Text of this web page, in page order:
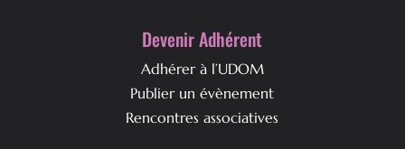
Devenir Adhérent
Adhérer à l’UDOM
Publier un évènement
Rencontres associatives